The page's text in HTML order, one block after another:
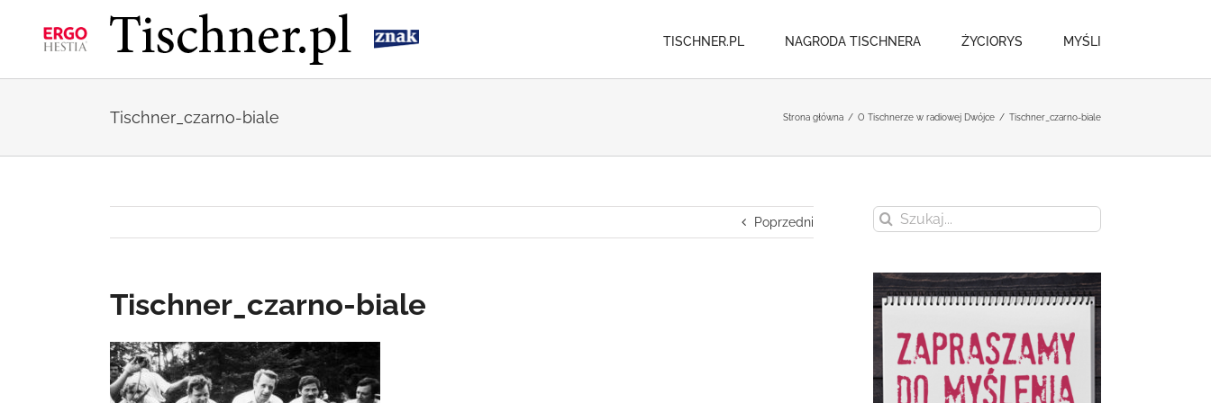
zawartości
TISCHNER.PL NAGRODA TISCHNERA ŻYCIORYS MYŚLI
Tischner_czarno-biale Strona główna / O Tischnerze w radiowej Dwójce / Tischner_czarno-biale
Poprzedni
Tischner_czarno-biale
Szukaj